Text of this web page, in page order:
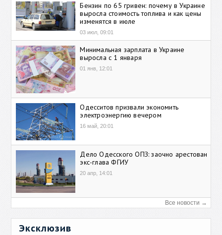
Бензин по 65 гривен: почему в Украине
выросла стоимость топлива и как цены
изменятся в июле
03 июл, 09:01
Минимальная зарплата в Украине
выросла с 1 января
01 янв, 12:01
Одесситов призвали экономить
электроэнергию вечером
16 май, 20:01
Дело Одесского ОПЗ: заочно арестован
экс-глава ФГИУ
20 апр, 14:01
Все новости →
Эксклюзив